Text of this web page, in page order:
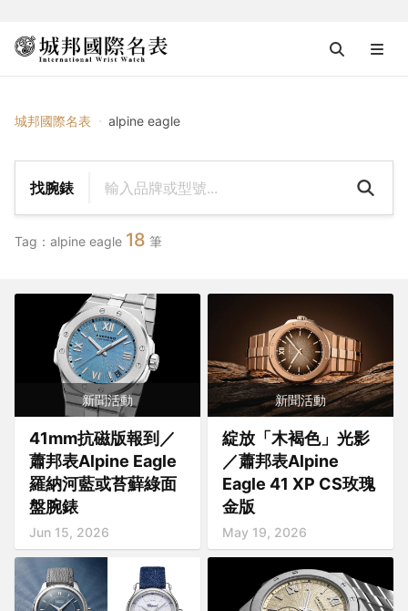
城邦國際名表 alpine eagle
找腕錶
Tag：alpine eagle 18 筆
新聞活動
41mm抗磁版報到／
蕭邦表Alpine Eagle
羅納河藍或苔蘚綠面
盤腕錶
Jun 15, 2026
新聞活動
綻放「木褐色」光影
／蕭邦表Alpine
Eagle 41 XP CS玫瑰
金版
May 19, 2026